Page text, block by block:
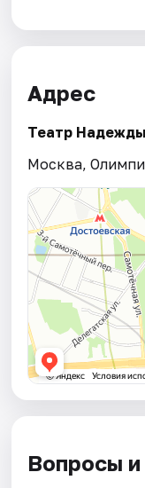
Адрес
Театр
Москва,
Вопросы